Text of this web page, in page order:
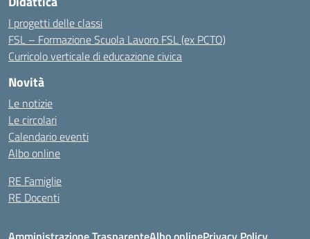
I progetti delle classi
FSL – Formazione Scuola Lavoro FSL (ex PCTO)
Curricolo verticale di educazione civica
Novità
Le notizie
Le circolari
Calendario eventi
Albo online
RE Famiglie
RE Docenti